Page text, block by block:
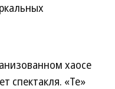
хаосе
спектакля. «Те»